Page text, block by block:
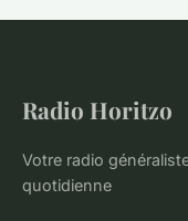
Radio Horitzo
Votre radio
quotidienne